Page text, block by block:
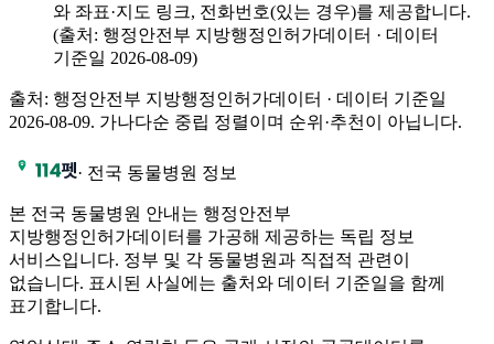
와 좌표·지도 링크, 전화번호(있는 경우)를 제공합니다.
(출처: 행정안전부 지방행정인허가데이터 · 데이터
기준일 2026-08-09)
출처: 행정안전부 지방행정인허가데이터 · 데이터 기준일
2026-08-09. 가나다순 중립 정렬이며 순위·추천이 아닙니다.
· 전국 동물병원 정보
본 전국 동물병원 안내는 행정안전부
지방행정인허가데이터를 가공해 제공하는 독립 정보
서비스입니다. 정부 및 각 동물병원과 직접적 관련이
없습니다. 표시된 사실에는 출처와 데이터 기준일을 함께
표기합니다.